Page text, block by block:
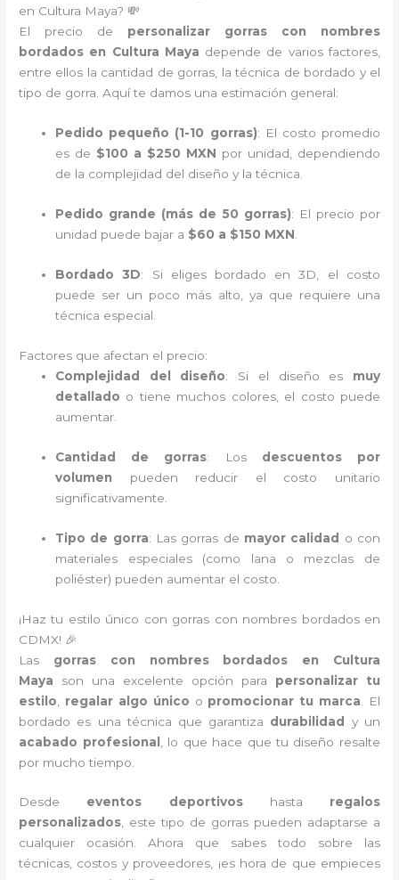
en Cultura Maya? 💸
El precio de personalizar gorras con nombres
bordados en Cultura Maya depende de varios factores,
entre ellos la cantidad de gorras, la técnica de bordado y el
tipo de gorra. Aquí te damos una estimación general:
Pedido pequeño (1-10 gorras): El costo promedio
es de $100 a $250 MXN por unidad, dependiendo
de la complejidad del diseño y la técnica.
Pedido grande (más de 50 gorras): El precio por
unidad puede bajar a $60 a $150 MXN
Bordado 3D: Si eliges bordado en 3D, el costo
puede ser un poco más alto, ya que requiere una
técnica especial.
Factores que afectan el precio:
Complejidad del diseño: Si el diseño es muy
detallado o tiene muchos colores, el costo puede
aumentar.
Cantidad de gorras: Los descuentos por
volumen pueden reducir el costo unitario
significativamente.
Tipo de gorra: Las gorras de mayor calidad
o con
materiales especiales (como lana o mezclas de
poliéster) pueden aumentar el costo.
¡Haz tu estilo único con gorras con nombres bordados en
CDMX! 🎉
Las gorras con nombres bordados en Cultura
Maya son una excelente opción para personalizar tu
estilo
regalar algo único o promocionar tu marca . El
bordado es una técnica que garantiza durabilidad y un
acabado profesional , lo que hace que tu diseño resalte
por mucho tiempo.
Desde eventos deportivoshasta regalos
personalizados, este tipo de gorras pueden adaptarse a
cualquier ocasión. Ahora que sabes todo sobre las
técnicas, costos y proveedores, ¡es hora de que empieces